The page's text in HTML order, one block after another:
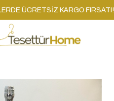
ÜCRETSİZ KARGO FIRSATI!